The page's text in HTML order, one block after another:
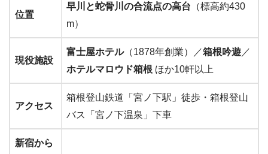
位置
早川と蛇骨川の合流点の高台 （標高約430
m）
現役施設
富士屋ホテル（1878年創業）／箱根吟遊 ／
ホテルマロウド箱根 ほか10軒以上
アクセス
箱根登山鉄道「宮ノ下駅」徒歩・箱根登山
バス「宮ノ下温泉」下車
新宿から